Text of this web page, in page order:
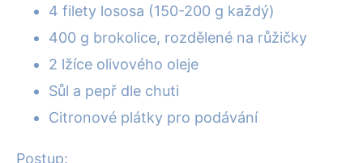
4 filety lososa (150-200 g každý)
400 g brokolice, rozdělené na růžičky
2 lžíce olivového oleje
Sůl a pepř dle chuti
Citronové plátky pro podávání
Postup: